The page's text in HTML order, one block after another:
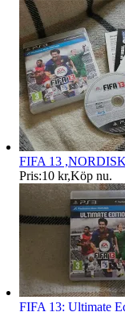
FIFA 13
Pris:10 kr,Köp nu.
FIFA 13: Ultimate